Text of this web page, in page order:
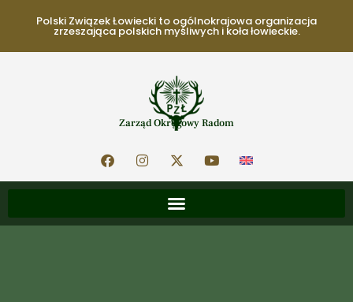
Polski Związek Łowiecki to ogólnokrajowa organizacja
zrzeszająca polskich myśliwych i koła łowieckie.
Zarząd Okręgowy Radom